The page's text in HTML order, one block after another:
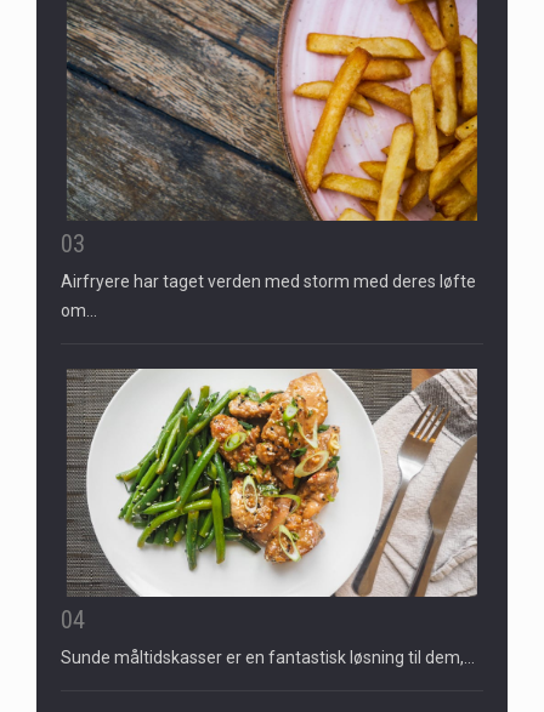
03
Airfryere har taget verden med storm med deres løfte
om…
04
Sunde måltidskasser er en fantastisk løsning til dem,…